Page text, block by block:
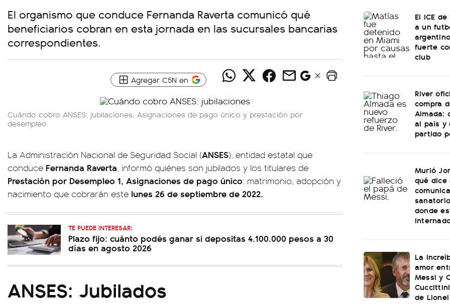
El organismo que conduce Fernanda Raverta comunicó qué
beneficiarios cobran en esta jornada en las sucursales bancarias
correspondientes.
Agregar C5N en
Cuándo cobro ANSES: jubilaciones, Asignaciones de pago único y prestación por
desempleo.
La Administración Nacional de Seguridad Social (ANSES), entidad estatal que
conduce Fernanda Raverta, informó quiénes son jubilados y los titulares de
Prestación por Desempleo 1, Asignaciones de pago único: matrimonio, adopción y
nacimiento que cobrarán este lunes 26 de septiembre de 2022.
TE PUEDE INTERESAR:
Plazo fijo: cuánto podés ganar si depositas 4.100.000 pesos a 30
días en agosto 2026
ANSES: Jubilados
El ICE
a un
fuerte
club
River
compra
Almada:
al país y
partido
Murió
qué dice
donde
La
amor
Messi y
de